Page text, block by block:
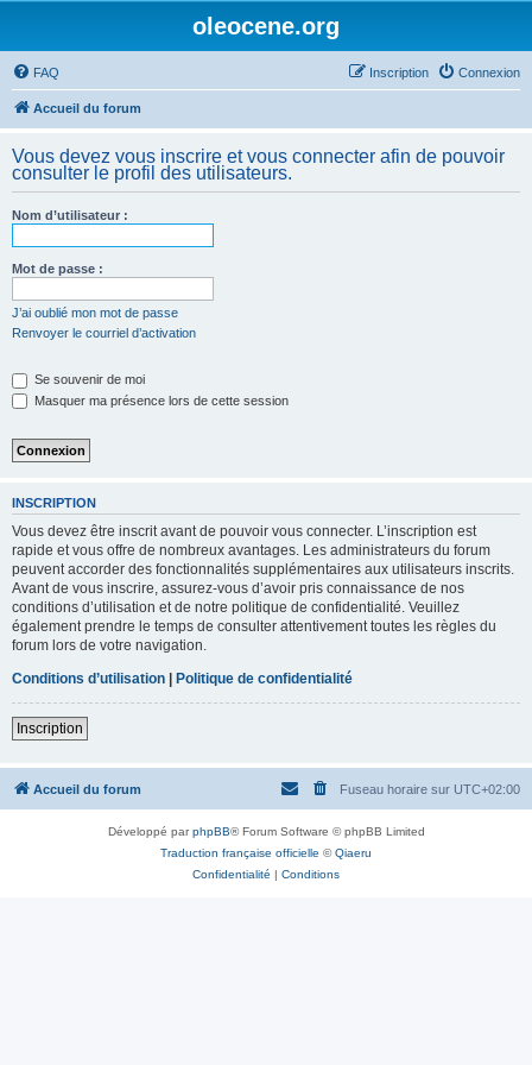
oleocene.org
FAQ Connexion
Inscription
Accueil du forum
Vous devez vous inscrire et vous connecter afin de pouvoir
consulter le profil des utilisateurs.
Nom d’utilisateur :
Mot de passe :
J’ai oublié mon mot de passe
Renvoyer le courriel d’activation
Se souvenir de moi
Masquer ma présence lors de cette session
INSCRIPTION
Vous devez être inscrit avant de pouvoir vous connecter. L’inscription est
rapide et vous offre de nombreux avantages. Les administrateurs du forum
peuvent accorder des fonctionnalités supplémentaires aux utilisateurs inscrits.
Avant de vous inscrire, assurez-vous d’avoir pris connaissance de nos
conditions d’utilisation et de notre politique de confidentialité. Veuillez
également prendre le temps de consulter attentivement toutes les règles du
forum lors de votre navigation.
Conditions d’utilisation | Politique de confidentialité
Inscription
Accueil du forum Fuseau horaire sur UTC+02:00
Développé parphpBB® Forum Software © phpBB Limited
Traduction française officielle ©Qiaeru
Confidentialité | Conditions